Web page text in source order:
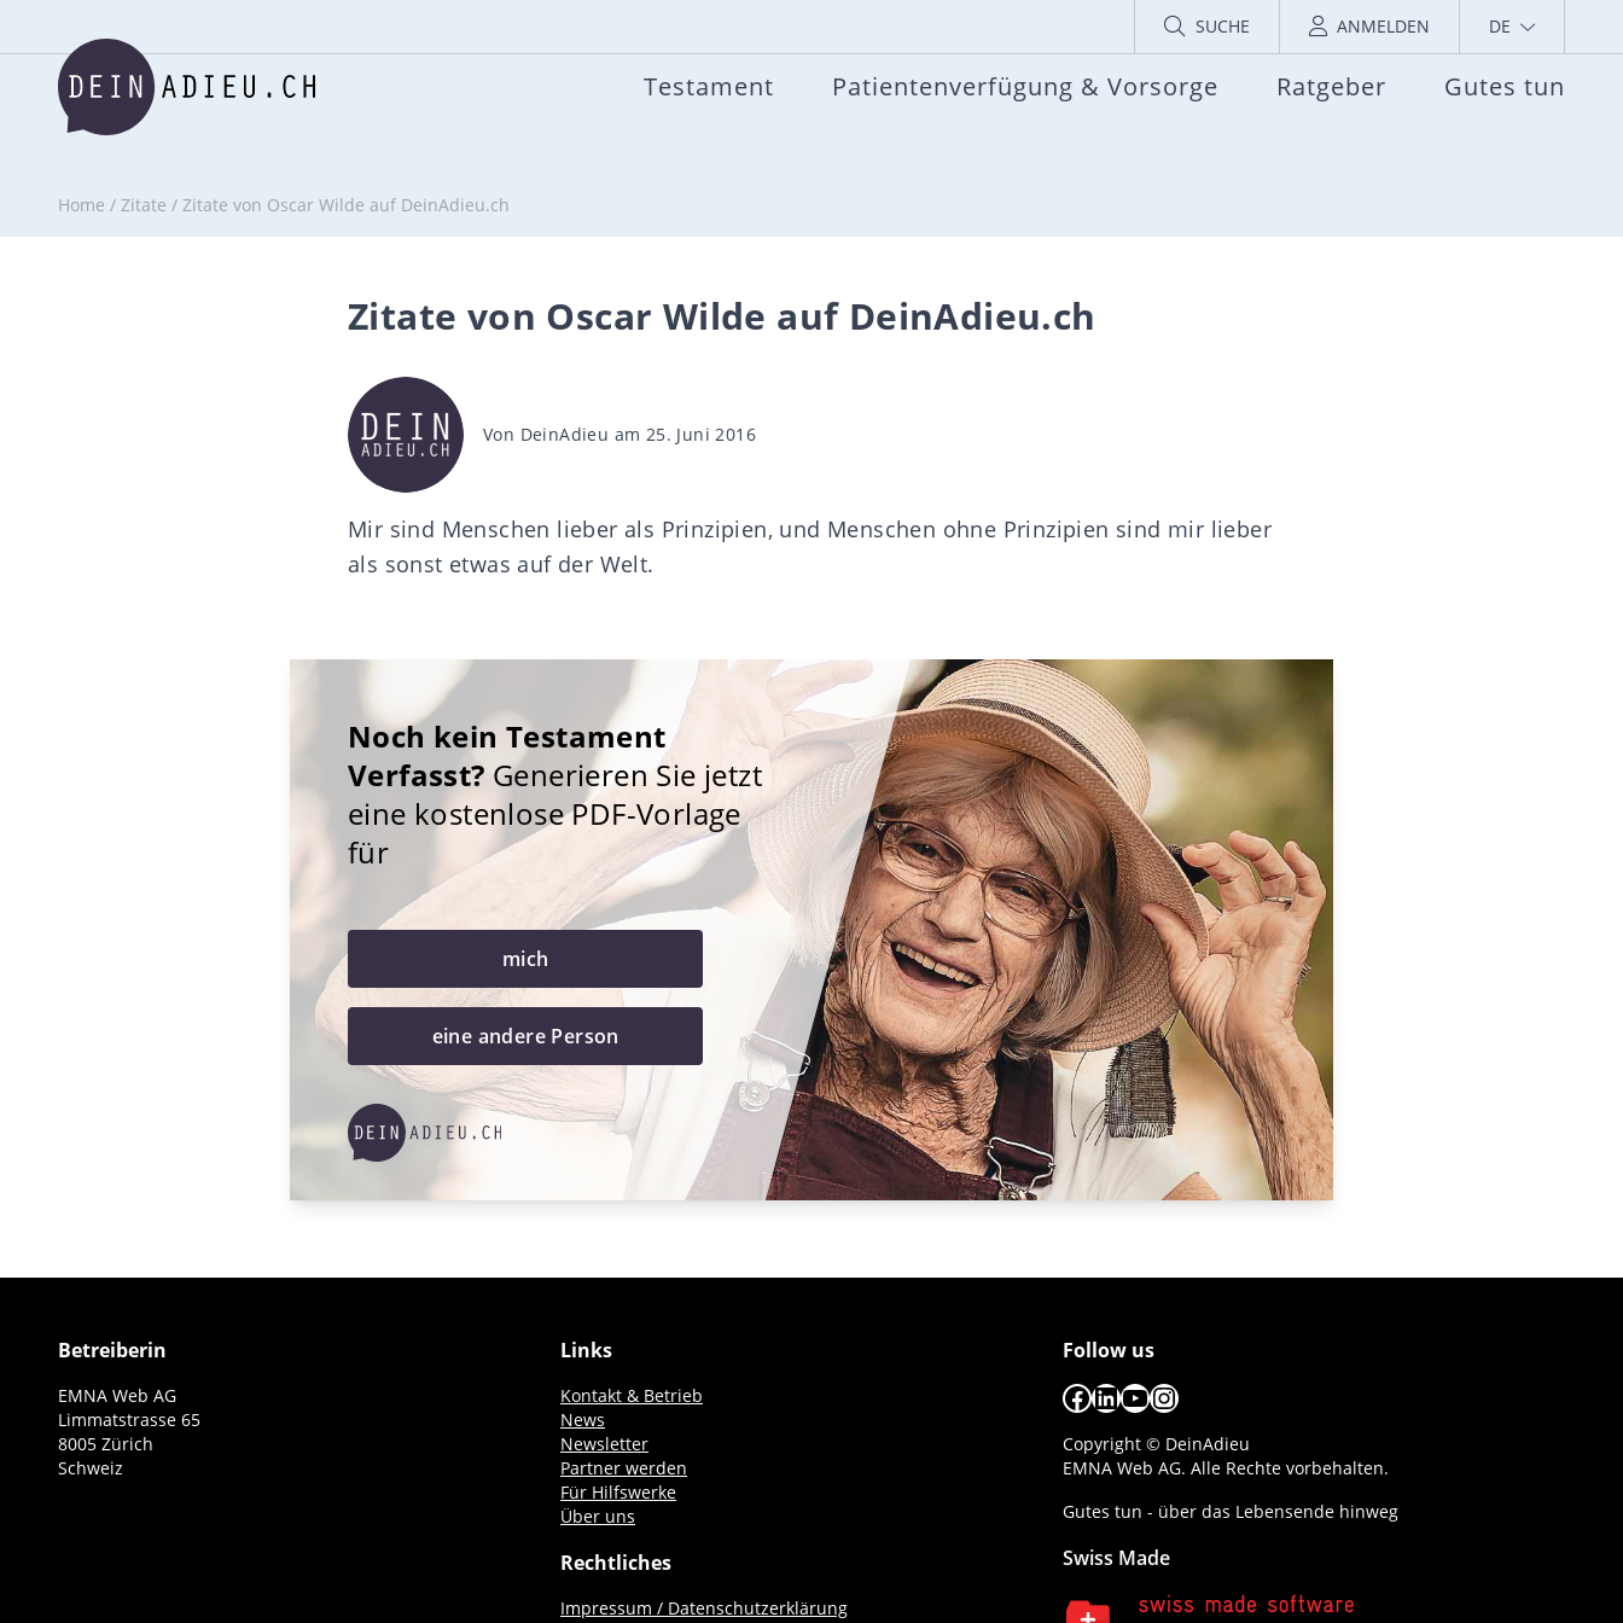
SUCHE ANMELDEN DE
Testament Patientenverfügung & Vorsorge Ratgeber Gutes tun
Home / Zitate / Zitate von Oscar Wilde auf DeinAdieu.ch
Zitate von Oscar Wilde auf DeinAdieu.ch
Beitragsautor
Von DeinAdieu am 25. Juni 2016
Mir sind Menschen lieber als Prinzipien, und Menschen ohne Prinzipien sind mir lieber
als sonst etwas auf der Welt.
Noch kein Testament
Verfasst? Generieren Sie jetzt
eine kostenlose PDF-Vorlage
für
mich
eine andere Person
Betreiberin
EMNA Web AG
Limmatstrasse 65
8005 Zürich
Schweiz
Links
Kontakt & Betrieb
News
Newsletter
Partner werden
Für Hilfswerke
Über uns
Rechtliches
Impressum / Datenschutzerklärung
Follow us
Facebook
LinkedIn
YouTube
Instagram
Copyright © DeinAdieu
EMNA Web AG. Alle Rechte vorbehalten.
Gutes tun - über das Lebensende hinweg
Swiss Made